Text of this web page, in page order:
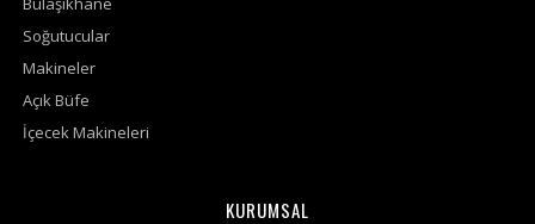
Soğutucular
Makineler
Açık Büfe
İçecek Makineleri
KURUMSAL